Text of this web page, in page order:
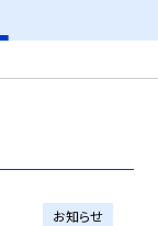
お知らせ